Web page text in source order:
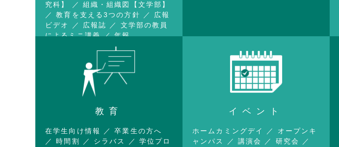
究科】
組織・組織図【文学部】
教育を支える3つの方針
広報
ビデオ
広報誌
文学部の教員
によるミニ講義
年報
教育
在学生向け情報
卒業生の方へ
時間割
シラバス
学位プロ
イベント
ホームカミングデイ
オープンキ
ャンパス
講演会
研究会